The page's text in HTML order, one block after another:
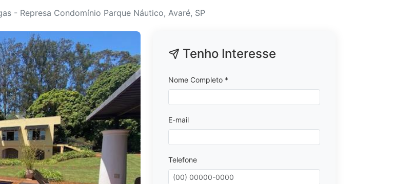
- Represa Condomínio Parque Náutico, Avaré, SP
Tenho Interesse
Nome Completo *
E-mail
Telefone